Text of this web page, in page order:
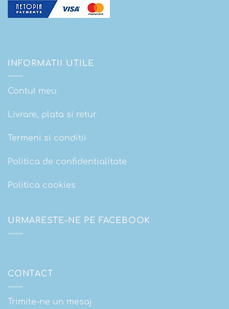
INFORMATII UTILE
Contul meu
Livrare, plata si retur
Termeni si conditii
Politica de confidentialitate
Politica cookies
URMARESTE-NE PE FACEBOOK
CONTACT
Trimite-ne un mesaj